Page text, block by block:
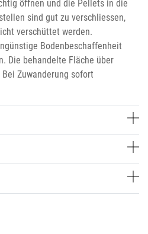
öffnen und die Pellets in die
sind gut zu verschliessen,
verschüttet werden.
Bodenbeschaffenheit
Die behandelte Fläche über
Zuwanderung sofort